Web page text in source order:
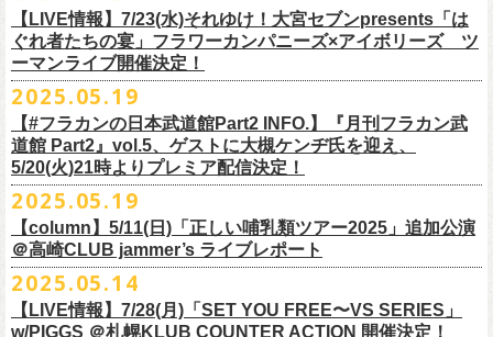
ゲスト：Hump Back
https://www.youtube.com/watch?v=6XTayyWwFP0&t=6s
■vol.3
ゲスト：根本要（スターダスト☆レビュー）
https://www.youtube.com/watch?v=OMoBtAjSn-w
■vol.4：山里亮太（南海キャンディーズ）
https://youtube.com/live/_ipE-
■vol.5
ゲスト：大槻ケンヂ（筋肉少女帯/特撮/オケミス）
https://www.youtube.com/watch?
一般チケット発売日：
10/25〜12/22公演＞8月30日(土)
1/17〜3/14公演＞10月18日(土)
止とさせていただきます。
※整理番号での入場を予定しております。変更になる場合も御座います
ので、予めご了承ください。
【対象商品】
発売日：2025年7月11日(金)
タイトル：歌詞（うた）の本棚 『深夜高速』
鈴木 圭介(著)/丹下 京子(絵)
価格：￥2,200（税込）
ISBN：9784845643035
※対象商品は当日会場にてスタッフからお渡し致します。
【ローソンチケット】
ご購入はコチラから＞＞
堅一 M着用/ミスター小西 L着用）、
前ポケット/背中部分にフラカンの日本武道館仕様のオリジナルタグ付
き、
さらに、別途フラカンオリジナルデザインの布パッチをお付けします。
（布パッチのデザインは後日！お楽しみに）。
＊＊＊＊＊＊＊＊＊＊＊＊＊＊＊
事前販売受注期間：2025年6月28日(土)12:00〜7月20日(日)23:59まで
受注受付url：web shop「ニワトリ堂」
https://flowercompanyzinc.stores.jp/
お届け予定：9月10日(水)前後を予定
※こちら受注生産の商品となり、公演当日の販売は現状未定となってお
ります。
購入を希望される方は事前販売受注期間内にてご注文ください。
けています。
この全ての曲たちを改めてたくさんの⼈に知ってほしい、そんな気持ち
も込めて、
今回5名のライターさんと、四星球・北島康雄さんにご協⼒いただき、全
曲レビュー企画を⾏うことになりました。
「フラカンの音楽目録」reviewer
天野史彬（ライター）
大西健斗（ライター/SPICE編集部）
川上きくえ（ライター）
北島康雄（四星球）
鈴木淳史（ライター）
兵庫慎司（ライター）
MUSIC FESTIVAL2025」にフラワーカンパニーズの出演が決定！
チケットオフィシャル１次先行も本日よりSTART！
詳細は下記をチェック！
https://eplus.jp/ishigaki-fes/
◎「いしがきMUSIC FESTIVAL2025」
日時：2025年9月28日(日)
場所：岩手県盛岡市盛岡城跡公園を中心に開催
OFFICIAL SITE：https://www.ishigaki-fes.jp/
#いしがき2025
#いしがきミュージックフェスティバル
『月刊フラカン武道館 Part2』
◾️vol.6
ゲスト：TOSHI-LOW（BRAHMAN）
6月18日(水)21:00〜プレミア配信
本番URL：https://youtu.be/Z9wrtIqELqE
＊アーカイブ配信中！
◾️vol.0 番組スタート直前スペシャル
ゲスト：スキマスイッチ
https://www.youtube.com/watch?v=BR4CmNuGCLg&t=28s
◾️vol.1
ゲスト：加藤ひさし、古市コータロー（THE COLLECTORS）
https://www.youtube.com/watch?v=kTtAgK2Iq4A&t=2345s
◎商品詳細
タイトル：HESOKURI ～オリジナルアルバム未収録集～
発売日：2025年7月9日
品番：DQCL-3946
価格：￥3,300(税込)
収録楽曲：
01. プライマル。
02. ハートのレース
03．友達100万人
04．そら（この空はあの空につながっている）
05. 青い吐息のように
06．セミ・ロング
07. 天の神さまの言うとおり
今年もやります！怒髪天との恒例”ジャンピング乾杯TOUR”！
今年は趣向を変えて、アコースティック＆トークコンサートで京都、甲
府、松本にて開催決定！
本日よりHP先行も受付スタート！ぜひお早めに〜
☆HP先行
受付URL：https://eplus.jp/jktour2025-hp/
受付期間：2025/5/30（金）21:00〜6/8（日）2
購入枚数制限：お1人様1公演につき4枚まで
]10月19日（日）大阪城音楽堂にて開催される「OYZ NO YAON」＃007
〜オヤジを愛したスパイ〜
にフラワーカンパニーズの出演が決定！
9月11日(木)、12日(金)＠仙台GIGSで開催されるスピッツ主催「ロックの
ほそ道2025」にフラワーカンパニーズの出演が決定！
フラワーカンパニーズの出演日は9月12日(金)になります。
(火)23:59まで）
どうぞ、お見逃しなく！
☆オフィシャル先行：5月31日（土）正午12:00〜6月10日（火）23:59
https://w.pia.jp/s/hosomichiofrock25of/
◎「ロックのほそ道2025」
日時：2025年9月12日(金) 17：15／18：00
会場：仙台GIGS
presents「CAMP RADIO」、
6月のマンスリー・パーソナリティをグレートマエカワが務めます ！
5月5 週目SPと6 月1週目、2週目の3本で豪華ゲストをお招きしお届けい
たします。
◎ラジオNikkei第１毎木21:30～22:10放送
「LOGOS presents「CAMP RADIO」」
https://campradio.jp/
5/29（木） 21:30～22:10；ゲスト・木村“Q太郎”至さん（ローディー）
6/ 5（木） 21:30～22:10；ゲスト・桜井秀俊さん（真心ブラザーズ）
※リピート放送：19日（木）21:30～22:10
6/12（木） 21:30～22:10；ゲスト・フミさん（POLYSICS） ※リピー
【LIVE情報】7/23(水)それゆけ！大宮セブンpresents「は
ぐれ者たちの宴」フラワーカンパニーズ×アイボリーズ ツ
ーマンライブ開催決定！
2025.05.19
【#フラカンの日本武道館Part2 INFO.】『月刊フラカン武
道館 Part2』vol.5、ゲストに大槻ケンヂ氏を迎え、
5/20(火)21時よりプレミア配信決定！
2025.05.19
【column】5/11(日)「正しい哺乳類ツアー2025」追加公演
＠高崎CLUB jammer’s ライブレポート
2025.05.14
【LIVE情報】7/28(月)「SET YOU FREE〜VS SERIES」
w/PIGGS ＠札幌KLUB COUNTER ACTION 開催決定！